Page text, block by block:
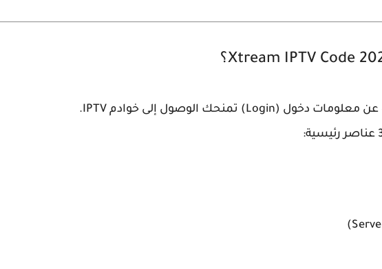
معلومات دخول (Login)
تمنحك الوصول إلى خوادم IPTV.